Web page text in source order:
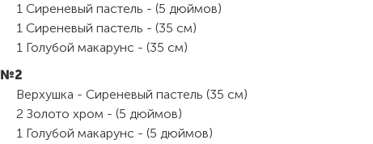
1 Сиреневый пастель - (5 дюймов)
1 Сиреневый пастель - (35 см)
1 Голубой макарунс - (35 см)
№2
Верхушка - Сиреневый пастель (35 см)
2 Золото хром - (5 дюймов)
1 Голубой макарунс - (5 дюймов)